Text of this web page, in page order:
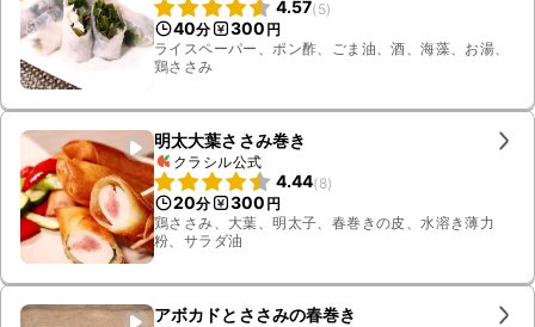
4.57(5)
40分 300 円
ライスペーパー、ポン酢、ごま油、酒、海藻、お湯、
鶏ささみ
明太大葉ささみ巻き
クラシル公式
4.44(8)
20分 300 円
鶏ささみ、大葉、明太子、春巻きの皮、水溶き薄力
粉、サラダ油
アボカドとささみの春巻き